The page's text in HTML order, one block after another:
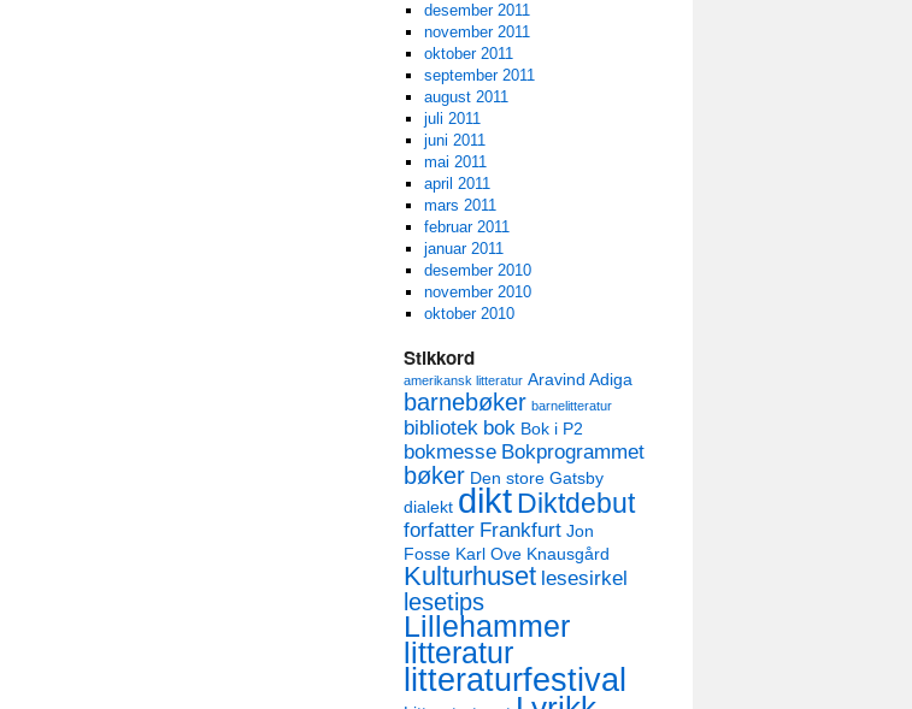
desember 2011
november 2011
oktober 2011
september 2011
august 2011
juli 2011
juni 2011
mai 2011
april 2011
mars 2011
februar 2011
januar 2011
desember 2010
november 2010
oktober 2010
Stikkord
amerikansk litteratur Aravind Adiga
barnebøker barnelitteratur
bibliotek bok Bok i P2
bokmesse Bokprogrammet
bøker Den store Gatsby
dialekt diktDiktdebut
forfatter Frankfurt Jon
Fosse Karl Ove Knausgård
Kulturhuset lesesirkel
lesetips
Lillehammer
litteratur
litteraturfestival